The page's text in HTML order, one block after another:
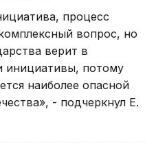
процесс
вопрос, но
верит в
инициативы, потому
наиболее опасной
- подчеркнул Е.